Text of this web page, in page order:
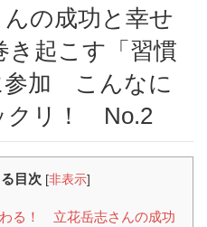
の成功と幸せ
起こす「習慣
参加 こんなに
クリ！ No.2
目次 [非表示]
る！ 立花岳志さんの成功